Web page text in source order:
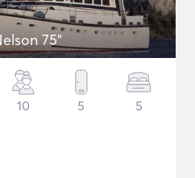
75"
10 5 5